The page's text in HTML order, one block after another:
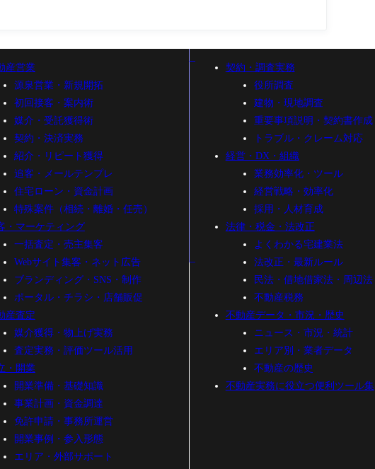
産営業
源泉営業・新規開拓
初回接客・案内術
媒介・受託獲得術
契約・決済実務
紹介・リピート獲得
追客・メールテンプレ
住宅ローン・資金計画
特殊案件（相続・離婚・任売）
・マーケティング
一括査定・売主集客
Webサイト集客・ネット広告
ブランディング・SNS・制作
ポータル・チラシ・店舗販促
産査定
媒介獲得・物上げ実務
査定実務・評価ツール活用
・開業
開業準備・基礎知識
事業計画・資金調達
免許申請・事務所運営
開業事例・参入形態
エリア・外部サポート
契約・調査実務
役所調査
建物・現地調査
重要事項説明・契約書作成
トラブル・クレーム対応
経営・DX・組織
業務効率化・ツール
経営戦略・効率化
採用・人材育成
法律・税金・法改正
よくわかる宅建業法
法改正・最新ルール
民法・借地借家法・周辺法
不動産税務
不動産データ・市況・歴史
ニュース・市況・統計
エリア別・業者データ
不動産の歴史
不動産実務に役立つ便利ツール集